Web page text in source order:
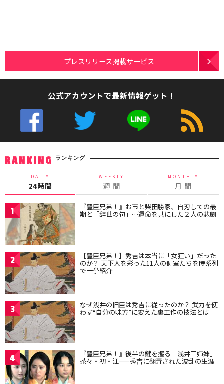
プレスリリース掲載サービス
公式アカウントで最新情報ゲット！
RANKING ランキング
DAILY
24時間
WEEKLY
週 間
MONTHLY
月 間
1 『豊臣兄弟！』お市と柴田勝家、自刃しての最
期と「辞世の句」…運命を共にした２人の悲劇
2 【豊臣兄弟！】秀吉は本当に「女狂い」だった
のか？ 天下人を彩った11人の側室たちを時系列
で一挙紹介
3 なぜ浅井の旧臣は秀吉に従ったのか？ 武力を使
わず“自分の味方”に変えた裏工作の技法とは
4 『豊臣兄弟！』後半の鍵を握る「浅井三姉妹」
茶々・初・江——秀吉に翻弄された波乱の生涯